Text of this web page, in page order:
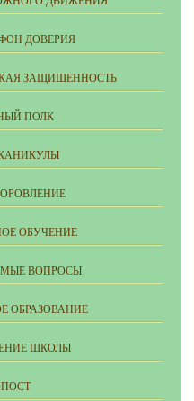
ДОВЕРИЯ
ЗАЩИЩЕННОСТЬ
ПОЛК
ОБУЧЕНИЕ
ВОПРОСЫ
ОБРАЗОВАНИЕ
ШКОЛЫ